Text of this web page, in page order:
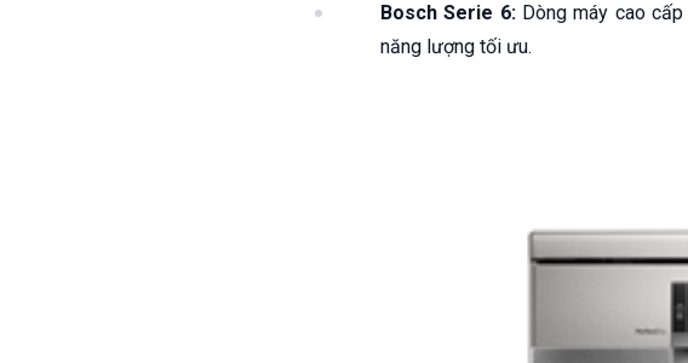
Bosch Serie 6:Dòng máy cao cấp
năng lượng tối ưu.